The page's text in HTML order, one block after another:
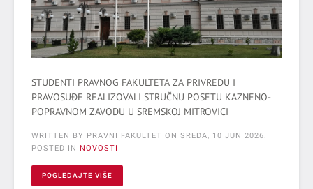
STUDENTI PRAVNOG FAKULTETA ZA PRIVREDU I
PRAVOSUĐE REALIZOVALI STRUČNU POSETU KAZNENO-
POPRAVNOM ZAVODU U SREMSKOJ MITROVICI
WRITTEN BY PRAVNI FAKULTET ON SREDA, 10 JUN 2026.
POSTED IN NOVOSTI
POGLEDAJTE VIŠE